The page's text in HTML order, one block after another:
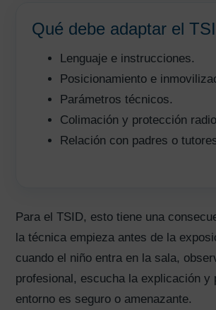
Qué debe adaptar el
Lenguaje e instrucciones.
Posicionamiento e
Parámetros técnicos.
Colimación y protección
Relación con padres o
Para el TSID, esto tiene una
la técnica empieza antes de la
cuando el niño entra en la sala,
profesional, escucha la explicación y
entorno es seguro o amenazante.